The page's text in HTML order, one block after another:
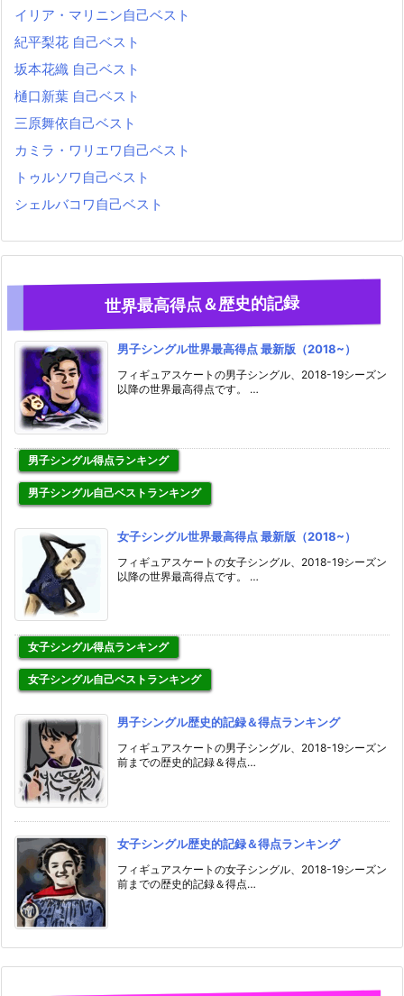
イリア・マリニン自己ベスト
紀平梨花 自己ベスト
坂本花織 自己ベスト
樋口新葉 自己ベスト
三原舞依自己ベスト
カミラ・ワリエワ自己ベスト
トゥルソワ自己ベスト
シェルバコワ自己ベスト
世界最高得点＆歴史的記録
男子シングル世界最高得点 最新版（2018~）
フィギュアスケートの男子シングル、2018-19シーズン
以降の世界最高得点です。 …
男子シングル得点ランキング
男子シングル自己ベストランキング
女子シングル世界最高得点 最新版（2018~）
フィギュアスケートの女子シングル、2018-19シーズン
以降の世界最高得点です。 …
女子シングル得点ランキング
女子シングル自己ベストランキング
男子シングル歴史的記録＆得点ランキング
フィギュアスケートの男子シングル、2018-19シーズン
前までの歴史的記録＆得点…
女子シングル歴史的記録＆得点ランキング
フィギュアスケートの女子シングル、2018-19シーズン
前までの歴史的記録＆得点…